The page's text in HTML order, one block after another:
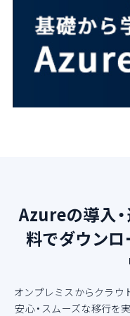
Azureの導入
料でダウン
オンプレミスからクラウ
安心・スムーズな移行を